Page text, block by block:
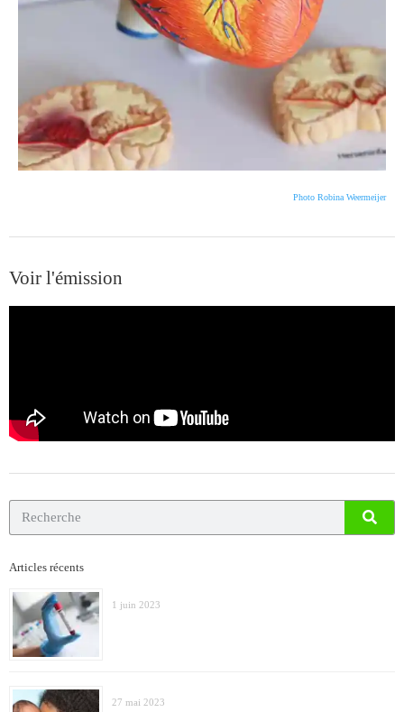
Photo Robina Weermeijer
Voir l'émission
Articles récents
1 juin 2023
27 mai 2023